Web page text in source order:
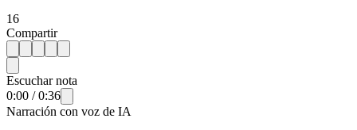
16
Compartir
Escuchar nota
0:00 /0:36
Narración con voz de IA